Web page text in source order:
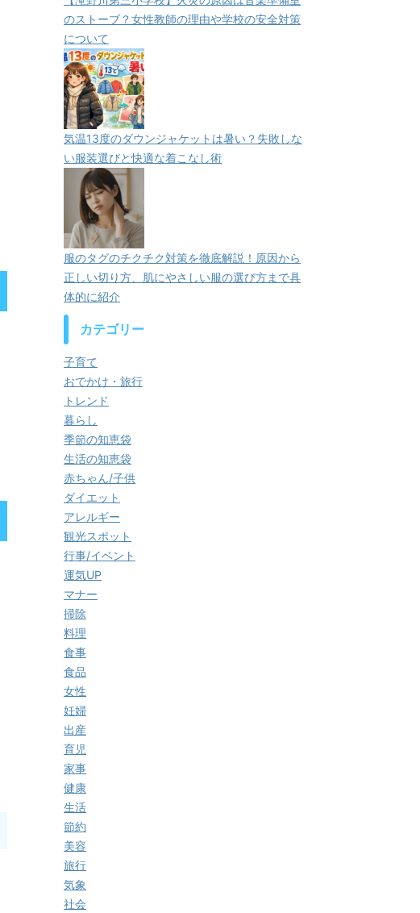
のストーブ？女性教師の理由や学校の安全対策
について
気温13度のダウンジャケットは暑い？失敗しな
い服装選びと快適な着こなし術
服のタグのチクチク対策を徹底解説！原因から
正しい切り方、肌にやさしい服の選び方まで具
体的に紹介
カテゴリー
子育て
おでかけ・旅行
トレンド
暮らし
季節の知恵袋
生活の知恵袋
赤ちゃん/子供
ダイエット
アレルギー
観光スポット
行事/イベント
運気UP
マナー
掃除
料理
食事
食品
女性
妊婦
出産
育児
家事
健康
生活
節約
美容
旅行
気象
社会